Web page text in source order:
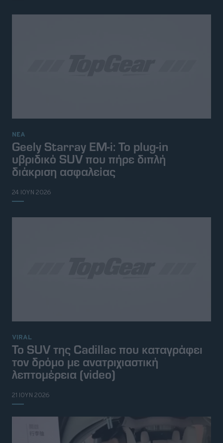
ΝΕΑ
Geely Starray EM-i: Το plug-in
υβριδικό SUV που πήρε διπλή
διάκριση ασφαλείας
24 ΙΟΥΝ 2026
VIRAL
Το SUV της Cadillac που καταγράφει
τον δρόμο με ανατριχιαστική
λεπτομέρεια (video)
21 ΙΟΥΝ 2026